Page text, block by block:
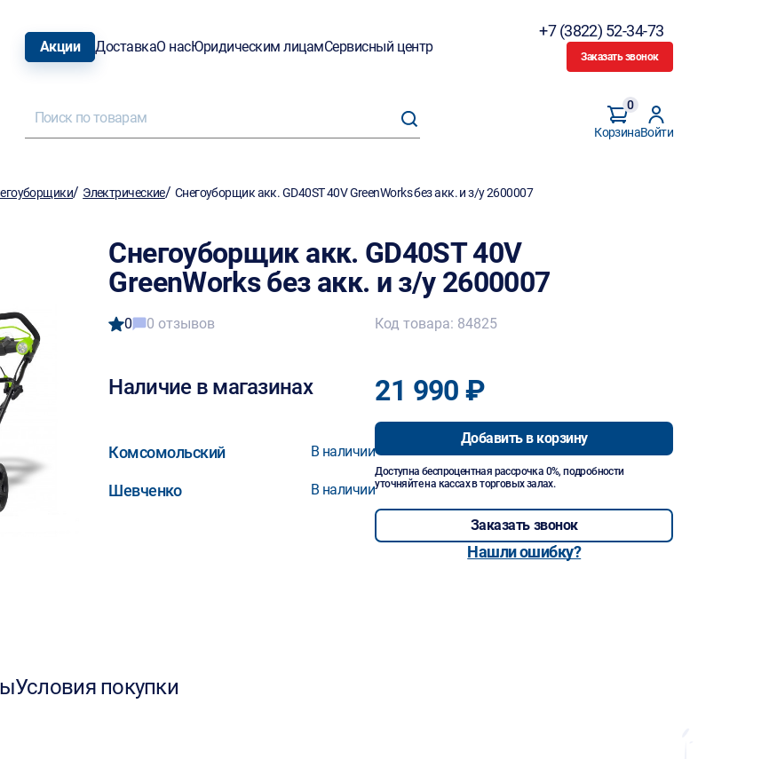
Акции ДоставкаО насЮридическим лицамСервисный центр
+7 (3822) 52-34-73
Заказать звонок
Корзина
0
Войти
/ Электрические/ Снегоуборщик акк. GD40ST 40V GreenWorks без акк. и з/у 2600007
Снегоуборщик акк. GD40ST 40V
GreenWorks без акк. и з/у 2600007
0 0 отзывов
Наличие в магазинах
Комсомольский В наличии
Шевченко В наличии
Код товара: 84825
21 990 ₽
Добавить в корзину
Доступна беспроцентная рассрочка 0%, подробности
уточняйте на кассах в торговых залах.
Заказать звонок
Нашли ошибку?
Условия покупки